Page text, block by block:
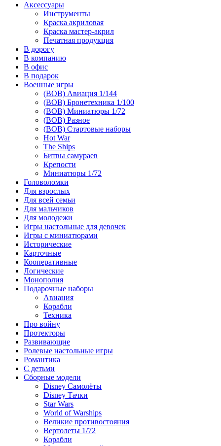
Аксессуары
Инструменты
Краска акриловая
Краска мастер-акрил
Печатная продукция
В дорогу
В компанию
В офис
В подарок
Военные игры
(ВОВ) Авиация 1/144
(ВОВ) Бронетехника 1/100
(ВОВ) Миниатюры 1/72
(ВОВ) Разное
(ВОВ) Стартовые наборы
Hot War
The Ships
Битвы самураев
Крепости
Миниатюры 1/72
Головоломки
Для взрослых
Для всей семьи
Для мальчиков
Для молодежи
Игры настольные для девочек
Игры с миниатюрами
Исторические
Карточные
Кооперативные
Логические
Монополия
Подарочные наборы
Авиация
Корабли
Техника
Про войну
Протекторы
Развивающие
Ролевые настольные игры
Романтика
С детьми
Сборные модели
Disney Самолёты
Disney Тачки
Star Wars
World of Warships
Великие противостояния
Вертолеты 1/72
Корабли